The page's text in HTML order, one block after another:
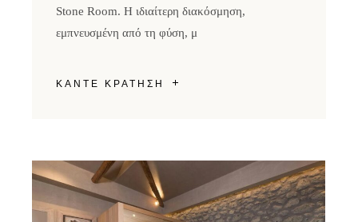
Stone Room. Η ιδιαίτερη διακόσμηση,
εμπνευσμένη από τη φύση, μ
ΚΑΝΤΕ ΚΡΑΤΗΣΗ